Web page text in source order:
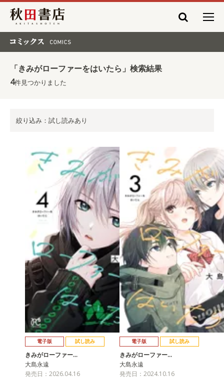
秋田書店
「きみがローファーをはいたら」検索結果
4件見つかりました
絞り込み：試し読みあり
電子版 試し読み
きみがローファー…
大島永遠
発売日：2026.04.16
電子版 試し読み
きみがローファー…
大島永遠
発売日：2024.10.16